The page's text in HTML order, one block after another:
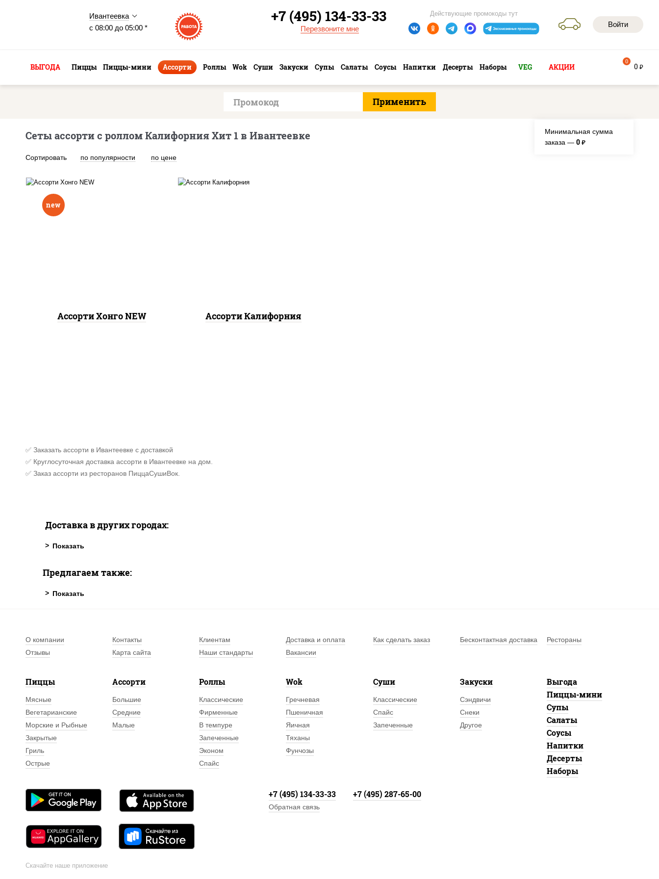
Ивантеевка
с 08:00 до 05:00 *
Войти
Действующие промокоды тут
+7 (495) 134-33-33
Перезвоните мне
ВЫГОДА Пиццы Пиццы-мини Ассорти Роллы Wok Суши Закуски Супы Салаты Соусы Напитки Десерты Наборы VEG АКЦИИ 0 руб
0
Сеты ассорти с роллом Калифорния Хит 1 в Ивантеевке
Сортировать по популярности по цене
Минимальная сумма
заказа — 0 руб.
new
Ассорти Хонго NEW Ассорти Калифорния
✅ Заказать ассорти в Ивантеевке с доставкой
✅ Круглосуточная доставка ассорти в Ивантеевке на дом.
✅ Заказ ассорти из ресторанов ПиццаСушиВок.
Доставка в других городах:
Предлагаем также:
О компании Контакты Клиентам Доставка и оплата Как сделать заказ Бесконтактная доставка
Рестораны
Отзывы
Карта сайта Наши стандарты Вакансии
Пиццы
Мясные
Вегетарианские
Морские и Рыбные
Закрытые
Гриль
Острые
Ассорти
Большие
Средние
Малые
Роллы
Классические
Фирменные
В темпуре
Запеченные
Эконом
Спайс
Wok
Гречневая
Пшеничная
Яичная
Тяханы
Фунчозы
Суши
Классические
Спайс
Запеченные
Закуски
Сэндвичи
Снеки
Другое
Выгода
Пиццы-мини
Супы
Салаты
Соусы
Напитки
Десерты
Наборы
Скачайте наше приложение
+7 (495) 134-33-33 +7 (495) 287-65-00
Обратная связь